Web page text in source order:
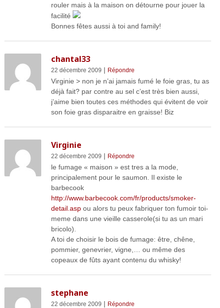
rouler mais à la maison on détourne pour jouer la
facilité
Bonnes fêtes aussi à toi and family!
chantal33
22 décembre 2009 | Répondre
Virginie > non je n’ai jamais fumé le foie gras, tu as
déjà fait? par contre au sel c’est très bien aussi,
j’aime bien toutes ces méthodes qui évitent de voir
son foie gras disparaitre en graisse! Biz
Virginie
22 décembre 2009 | Répondre
le fumage « maison » est tres a la mode,
principalement pour le saumon. Il existe le
barbecook
http://www.barbecook.com/fr/products/smoker-
detail.aspou alors tu peux fabriquer ton fumoir toi-
meme dans une vieille casserole(si tu as un mari
bricolo).
A toi de choisir le bois de fumage: être, chêne,
pommier, genevrier, vigne,… ou même des
copeaux de fûts ayant contenu du whisky!
stephane
22 décembre 2009 | Répondre